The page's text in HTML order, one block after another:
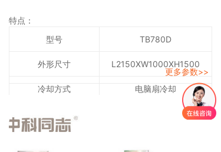
特点：
型号
TB780D
外形尺寸 L2150XW1000XH1500
冷却方式 电脑扇冷却
L1450*W1000mm*H1500
更多参数>>